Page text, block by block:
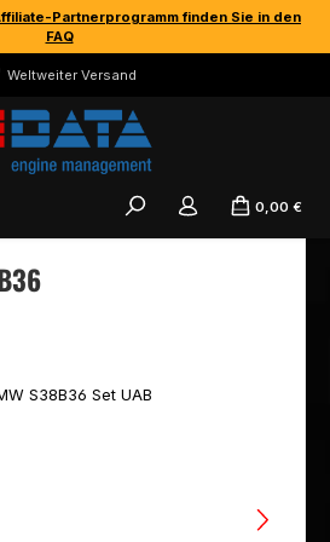
Partnerprogramm finden Sie in den
FAQ
Weltweiter Versand
0,00 €